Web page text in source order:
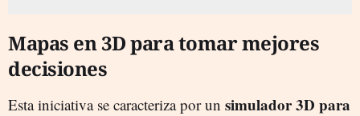
Mapas en 3D para tomar mejores
decisiones
Esta iniciativa se caracteriza por un simulador 3D para